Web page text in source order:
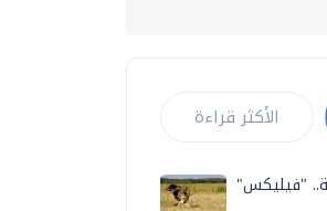
الأكثر قراءة
"فيليكس"